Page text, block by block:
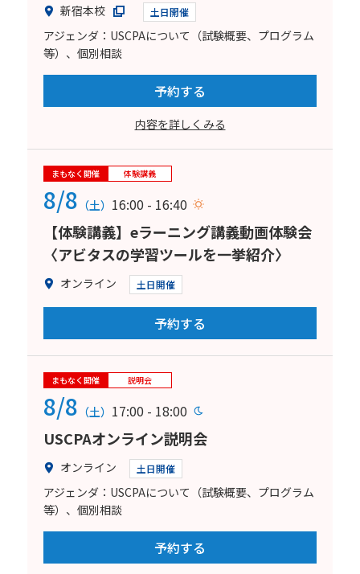
新宿本校 土日開催
アジェンダ：USCPAについて（試験概要、プログラム
等）、個別相談
予約する
内容を詳しくみる
まもなく開催 体験講義
8/8 （土） 16:00 - 16:40
【体験講義】eラーニング講義動画体験会
〈アビタスの学習ツールを一挙紹介〉
オンライン 土日開催
予約する
まもなく開催 説明会
8/8 （土） 17:00 - 18:00
USCPAオンライン説明会
オンライン 土日開催
アジェンダ：USCPAについて（試験概要、プログラム
等）、個別相談
予約する